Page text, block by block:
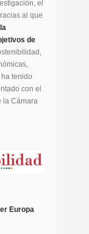
el
al que
de
tenido
con el
la Cámara